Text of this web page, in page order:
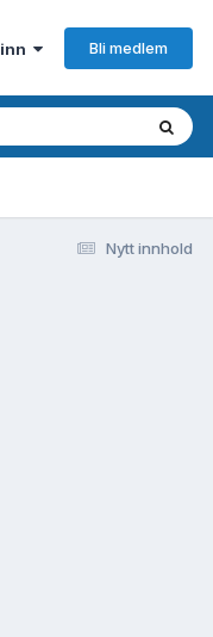
Bli medlem
Nytt innhold